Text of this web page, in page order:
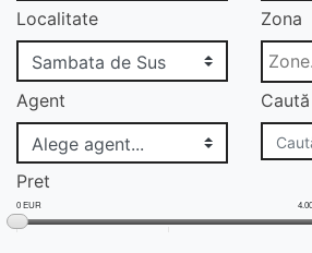
Localitate Zona
Agent Caută
Pret
0 EUR